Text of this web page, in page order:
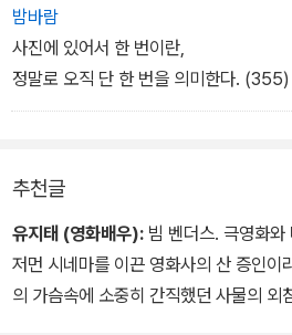
밤바람
사진에 있어서 한 번이란,
정말로 오직 단 한 번을 의미한다. (355)
추천글
유지태 (영화배우): 빔 벤더스. 극영화
저먼 시네마를 이끈 영화사의 산 증인이
의 가슴속에 소중히 간직했던 사물의 외